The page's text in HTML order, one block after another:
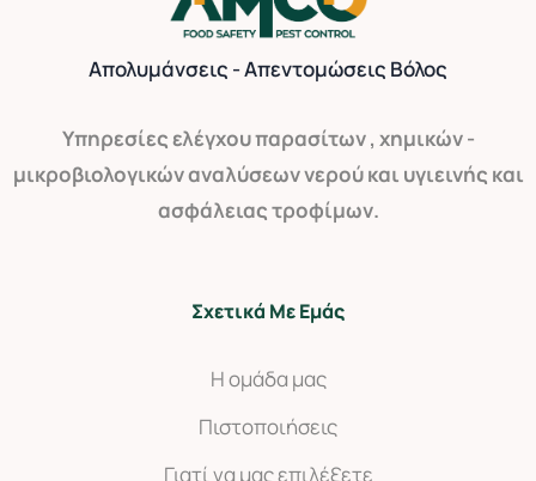
Απολυμάνσεις - Απεντομώσεις Βόλος
Yπηρεσίες ελέγχου παρασίτων , χημικών -
μικροβιολογικών αναλύσεων νερού και υγιεινής και
ασφάλειας τροφίμων.
Σχετικά Με Εμάς
Η ομάδα μας
Πιστοποιήσεις
Γιατί να μας επιλέξετε